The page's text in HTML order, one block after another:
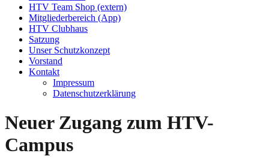
HTV Team Shop (extern)
Mitgliederbereich (App)
HTV Clubhaus
Satzung
Unser Schutzkonzept
Vorstand
Kontakt
Impressum
Datenschutzerklärung
Neuer Zugang zum HTV-
Campus